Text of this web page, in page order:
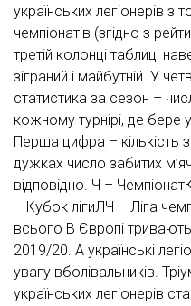
українських легіонерів з
чемпіонатів (згідно з
третій колонці таблиці
зіграний і майбутній. У
статистика за сезон –
кожному турнірі, де бере
Перша цифра – кількість
дужках число забитих
відповідно. Ч –
– Кубок лігиЛЧ – Ліга
всього В Європі
2019/20. А українські
увагу вболівальників.
українських легіонерів